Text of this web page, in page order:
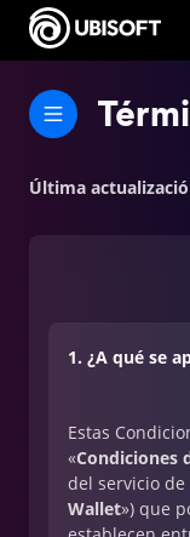
Última
1. ¿A qué se
Estas
«Condiciones
del servicio
Wallet») que